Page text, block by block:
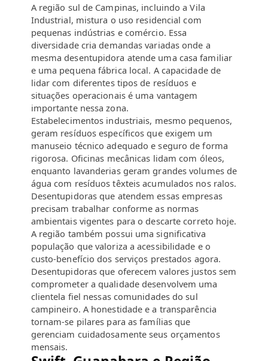
A região sul de Campinas, incluindo a Vila
Industrial, mistura o uso residencial com
pequenas indústrias e comércio. Essa
diversidade cria demandas variadas onde a
mesma desentupidora atende uma casa familiar
e uma pequena fábrica local. A capacidade de
lidar com diferentes tipos de resíduos e
situações operacionais é uma vantagem
importante nessa zona.
Estabelecimentos industriais, mesmo pequenos,
geram resíduos específicos que exigem um
manuseio técnico adequado e seguro de forma
rigorosa. Oficinas mecânicas lidam com óleos,
enquanto lavanderias geram grandes volumes de
água com resíduos têxteis acumulados nos ralos.
Desentupidoras que atendem essas empresas
precisam trabalhar conforme as normas
ambientais vigentes para o descarte correto hoje.
A região também possui uma significativa
população que valoriza a acessibilidade e o
custo-benefício dos serviços prestados agora.
Desentupidoras que oferecem valores justos sem
comprometer a qualidade desenvolvem uma
clientela fiel nessas comunidades do sul
campineiro. A honestidade e a transparência
tornam-se pilares para as famílias que
gerenciam cuidadosamente seus orçamentos
mensais.